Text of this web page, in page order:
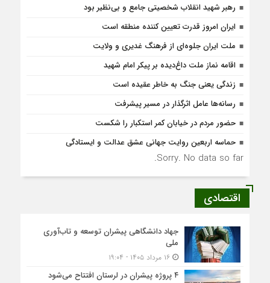
رهبر شهید انقلاب شخصیتی جامع و بی‌نظیر بود
ایران امروز قدرت تعیین کننده منطقه است
ملت ایران جلوه‌ای از فرهنگ غدیری و ولایت
اقامه نماز ملت داغ‌دیده بر پیکر امام شهید
زندگی یعنی جنگ به‌ خاطر عقیده است
رسانه‌ها عامل اثرگذار در مسیر پیشرفت
حضور مردم در خیابان کمر استکبار را شکست
حماسه اربعین روایت جهانی عشق عدالت و ایستادگی
Sorry. No data so far.
اقتصادی
جهاد دانشگاهی پیشران توسعه و تاب‌آوری
ملی
۱۶ مرداد ۱۴۰۵ - ۱۹:۰۴
۴ پروژه پیشران در لرستان افتتاح می‌شود